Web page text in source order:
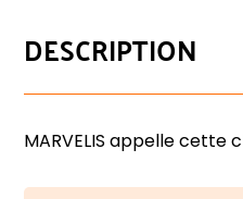
DESCRIPTION
MARVELIS appelle cette